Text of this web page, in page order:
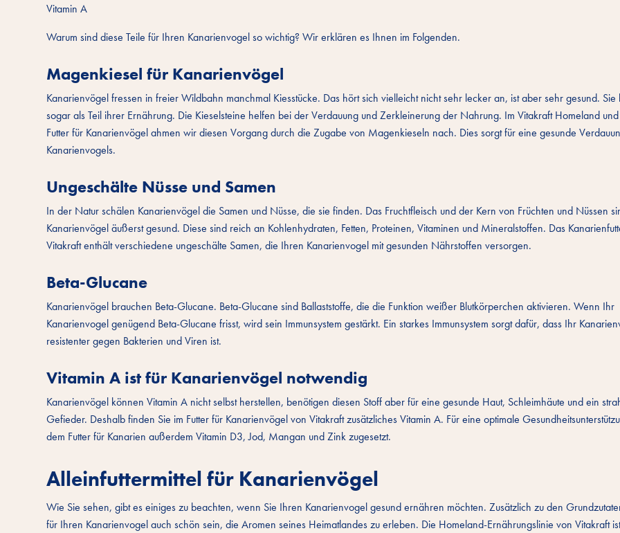
Vitamin A
Warum sind diese Teile für Ihren Kanarienvogel so wichtig? Wir erklären es Ihnen im Folgenden.
Magenkiesel für Kanarienvögel
Kanarienvögel fressen in freier Wildbahn manchmal Kiesstücke. Das hört sich vielleicht nicht sehr lecker an, ist aber sehr gesund. Sie
sogar als Teil ihrer Ernährung. Die Kieselsteine ​​helfen bei der Verdauung und Zerkleinerung der Nahrung. Im Vitakraft Homeland und
Futter für Kanarienvögel ahmen wir diesen Vorgang durch die Zugabe von Magenkieseln nach. Dies sorgt für eine gesunde
Kanarienvogels.
Ungeschälte Nüsse und Samen
In der Natur schälen Kanarienvögel die Samen und Nüsse, die sie finden. Das Fruchtfleisch und der Kern von Früchten und Nüssen
Kanarienvögel äußerst gesund. Diese sind reich an Kohlenhydraten, Fetten, Proteinen, Vitaminen und Mineralstoffen. Das
Vitakraft enthält verschiedene ungeschälte Samen, die Ihren Kanarienvogel mit gesunden Nährstoffen versorgen.
Beta-Glucane
Kanarienvögel brauchen Beta-Glucane. Beta-Glucane sind Ballaststoffe, die die Funktion weißer Blutkörperchen aktivieren. Wenn Ihr
Kanarienvogel genügend Beta-Glucane frisst, wird sein Immunsystem gestärkt. Ein starkes Immunsystem sorgt dafür, dass Ihr
resistenter gegen Bakterien und Viren ist.
Vitamin A ist für Kanarienvögel notwendig
Kanarienvögel können Vitamin A nicht selbst herstellen, benötigen diesen Stoff aber für eine gesunde Haut, Schleimhäute und ein
Gefieder. Deshalb finden Sie im Futter für Kanarienvögel von Vitakraft zusätzliches Vitamin A. Für eine optimale
dem Futter für Kanarien außerdem Vitamin D3, Jod, Mangan und Zink zugesetzt.
Alleinfuttermittel für Kanarienvögel
Wie Sie sehen, gibt es einiges zu beachten, wenn Sie Ihren Kanarienvogel gesund ernähren möchten. Zusätzlich zu den
für Ihren Kanarienvogel auch schön sein, die Aromen seines Heimatlandes zu erleben. Die Homeland-Ernährungslinie von Vitakraft